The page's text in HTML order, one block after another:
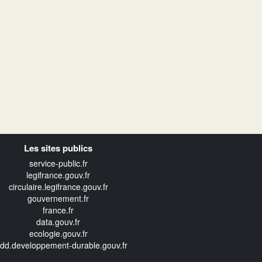
Les sites publics
service-public.fr
legifrance.gouv.fr
circulaire.legifrance.gouv.fr
gouvernement.fr
france.fr
data.gouv.fr
ecologie.gouv.fr
durable.gouv.fr